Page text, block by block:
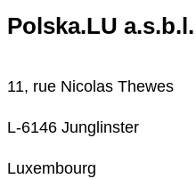
Polska.LU a.s.b.l.
11, rue Nicolas Thewes
L-6146 Junglinster
Luxembourg